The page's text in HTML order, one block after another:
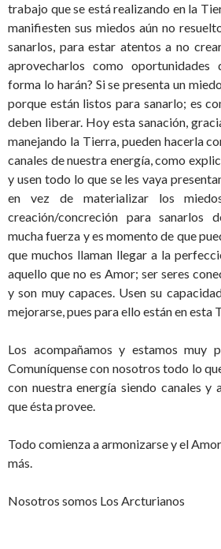
trabajo que se está realizando en la
manifiesten sus miedos aún no
sanarlos, para estar atentos a no
aprovecharlos como oportunidades
forma lo harán? Si se presenta un
porque están listos para sanarlo; es
deben liberar. Hoy esta sanación,
manejando la Tierra, pueden hacerla
canales de nuestra energía, como
y usen todo lo que se les vaya
en vez de materializar los
creación/concreción para sanarlos
mucha fuerza y es momento de que
que muchos llaman llegar a la
aquello que no es Amor; ser seres
y son muy capaces. Usen su
mejorarse, pues para ello están en esta
Los acompañamos y estamos muy
Comuníquense con nosotros todo lo
con nuestra energía siendo canales y
que ésta provee.
Todo comienza a armonizarse y el
más.
Nosotros somos Los Arcturianos